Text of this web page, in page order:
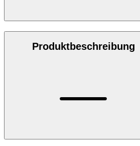
Produktbeschreibung